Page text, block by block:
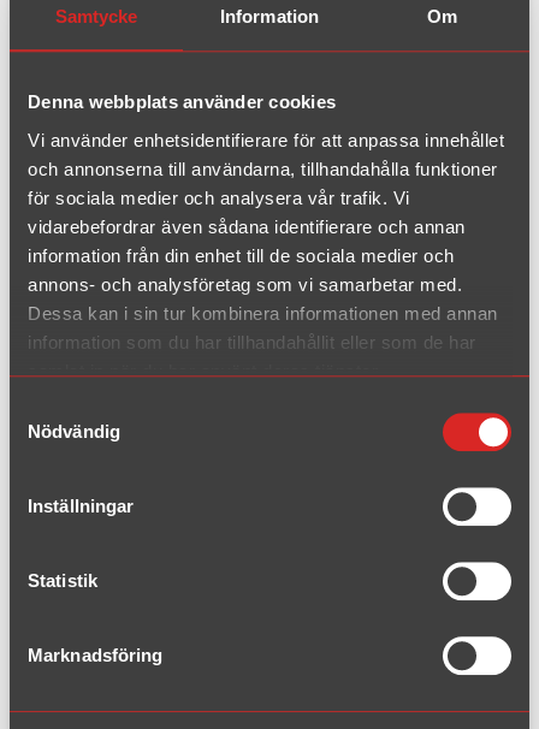
Samtycke Information Om
Denna webbplats använder cookies
Vi använder enhetsidentifierare för att anpassa innehållet
och annonserna till användarna, tillhandahålla funktioner
för sociala medier och analysera vår trafik. Vi
vidarebefordrar även sådana identifierare och annan
information från din enhet till de sociala medier och
annons- och analysföretag som vi samarbetar med.
Dessa kan i sin tur kombinera informationen med annan
information som du har tillhandahållit eller som de har
samlat in när du har använt deras tjänster.
Nödvändig
Inställningar
Statistik
Marknadsföring
1974 - 1983
Scirocco II
2008 - 2014
Corrado
1988 - 1991(7)
1991(8) - 1995
1998 - 2010
Volvo